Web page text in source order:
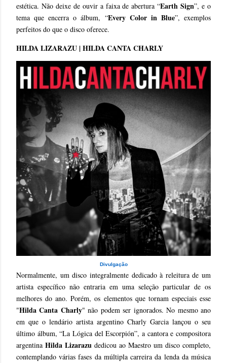
estética. Não deixe de ouvir a faixa de abertura “Earth Sign”, e o
tema que encerra o álbum, “Every Color in Blue”, exemplos
perfeitos do que o disco oferece.
HILDA LIZARAZU | HILDA CANTA CHARLY
Divulgação
Normalmente, um disco integralmente dedicado à releitura de um
artista específico não entraria em uma seleção particular de os
melhores do ano. Porém, os elementos que tornam especiais esse
"Hilda Canta Charly" não podem ser ignorados. No mesmo ano
em que o lendário artista argentino Charly Garcia lançou o seu
último álbum, “La Lógica del Escorpión”, a cantora e compositora
argentina Hilda Lizarazu dedicou ao Maestro um disco completo,
contemplando várias fases da múltipla carreira da lenda da música